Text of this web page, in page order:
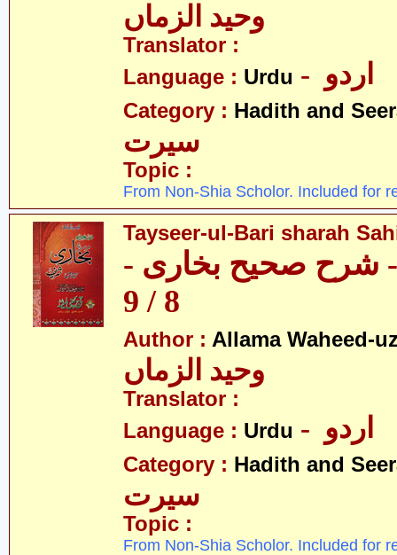
وحید الزماں
Translator :
Language : Urdu
Category : Hadith and
سیرت
Topic :
From Non-Shia Scholor. Included for
Tayseer-ul-Bari sharah
- شرح صحیح بخاری -
8 / 9
Author : Allama Waheed-
وحید الزماں
Translator :
Language : Urdu
Category : Hadith and
سیرت
Topic :
From Non-Shia Scholor. Included for